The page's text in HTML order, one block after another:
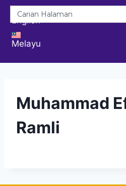
English
Melayu
Muhammad
Ramli